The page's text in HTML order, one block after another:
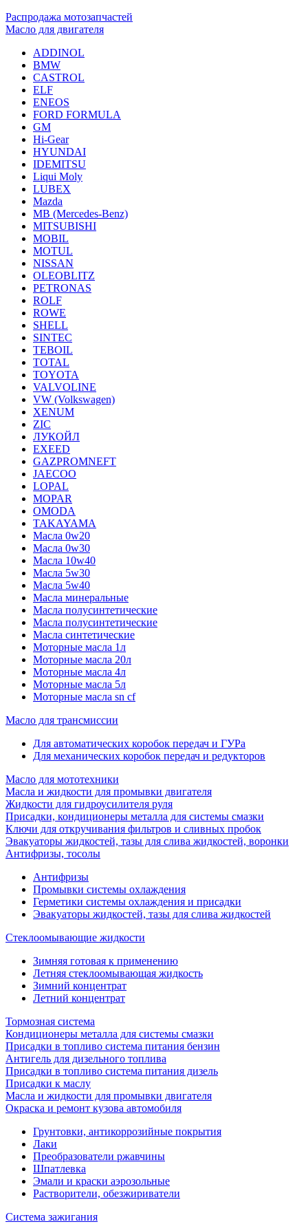
Распродажа мотозапчастей
Масло для двигателя
ADDINOL
BMW
CASTROL
ELF
ENEOS
FORD FORMULA
GM
Hi-Gear
HYUNDAI
IDEMITSU
Liqui Moly
LUBEX
Mazda
MB (Mercedes-Вenz)
MITSUBISHI
MOBIL
MOTUL
NISSAN
OLEOBLITZ
PETRONAS
ROLF
ROWE
SHELL
SINTEC
TEBOIL
TOTAL
TOYOTA
VALVOLINE
VW (Volkswagen)
XENUM
ZIC
ЛУКОЙЛ
EXEED
GAZPROMNEFT
JAECOO
LOPAL
MOPAR
OMODA
TAKAYAMA
Масла 0w20
Масла 0w30
Масла 10w40
Масла 5w30
Масла 5w40
Масла минеральные
Масла полусинтетические
Масла полусинтетические
Масла синтетические
Моторные масла 1л
Моторные масла 20л
Моторные масла 4л
Моторные масла 5л
Моторные масла sn cf
Масло для трансмиссии
Для автоматических коробок передач и ГУРа
Для механических коробок передач и редукторов
Масло для мототехники
Масла и жидкости для промывки двигателя
Жидкости для гидроусилителя руля
Присадки, кондиционеры металла для системы смазки
Ключи для откручивания фильтров и сливных пробок
Эвакуаторы жидкостей, тазы для слива жидкостей, воронки
Антифризы, тосолы
Антифризы
Промывки системы охлаждения
Герметики системы охлаждения и присадки
Эвакуаторы жидкостей, тазы для слива жидкостей
Стеклоомывающие жидкости
Зимняя готовая к применению
Летняя стеклоомывающая жидкость
Зимний концентрат
Летний концентрат
Тормозная система
Кондиционеры металла для системы смазки
Присадки в топливо система питания бензин
Антигель для дизельного топлива
Присадки в топливо система питания дизель
Присадки к маслу
Масла и жидкости для промывки двигателя
Окраска и ремонт кузова автомобиля
Грунтовки, антикоррозийные покрытия
Лаки
Преобразователи ржавчины
Шпатлевка
Эмали и краски аэрозольные
Растворители, обезжириватели
Система зажигания